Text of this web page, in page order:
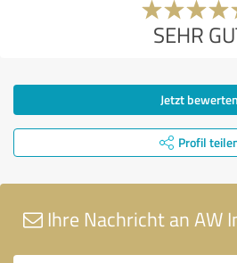
SEHR
Jetzt bewerten
Profil
Ihre Nachricht an AW